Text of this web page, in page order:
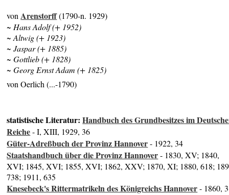
von Arenstorff(1790-n. 1929)
~ Hans Adolf (+ 1952)
~ Altwig (+ 1923)
~ Jaspar (+ 1885)
~ Gottlieb (+ 1828)
~ Georg Ernst Adam (+ 1825)
von Oerlich (...-1790)
statistische Literatur:Handbuch des Grundbesitzes im
Reiche- I, XIII, 1929, 36
Güter-Adreßbuch der Provinz Hannover- 1922, 34
Staatshandbuch über die Provinz Hannover- 1830, XV; 1840,
XVI; 1845, XVI; 1855, XVI; 1862, XXV; 1870, XI; 1880, 618;
738; 1911, 635
Knesebeck's Rittermatrikeln des Königreichs Hannover- 1860,